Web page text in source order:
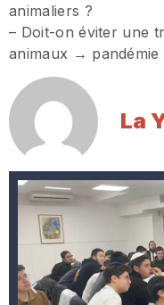
animaliers ?
– Doit-on éviter une
animaux → pandémie
La